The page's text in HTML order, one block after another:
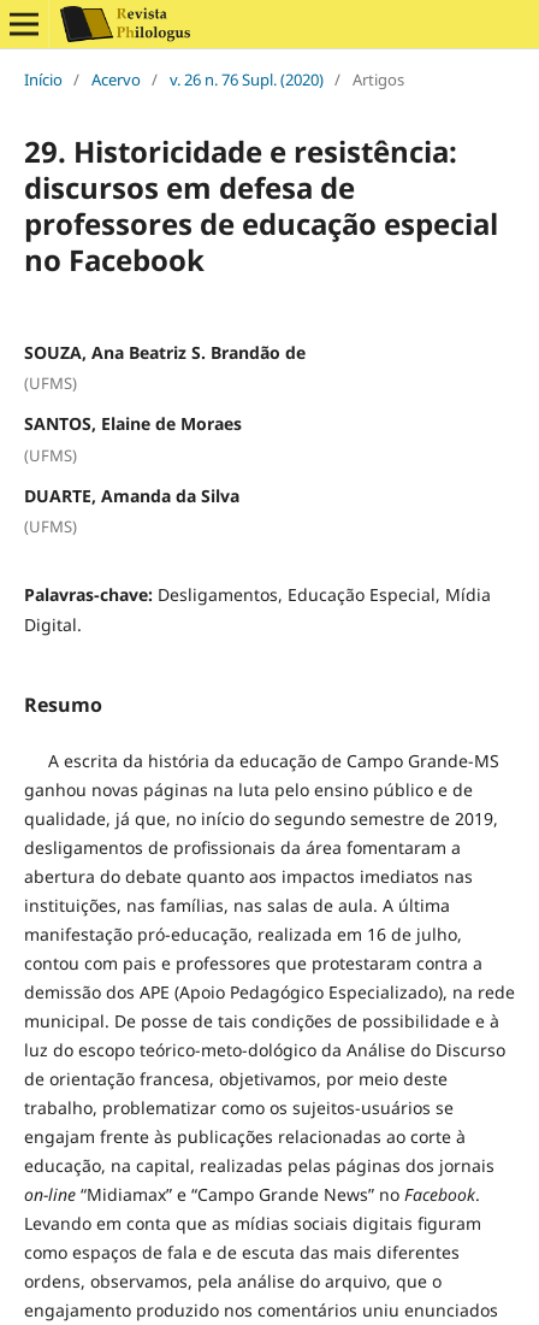
Início / Acervo / v. 26 n. 76 Supl. (2020) / Artigos
29. Historicidade e resistência:
discursos em defesa de
professores de educação especial
no Facebook
SOUZA, Ana Beatriz S. Brandão de
(UFMS)
SANTOS, Elaine de Moraes
(UFMS)
DUARTE, Amanda da Silva
(UFMS)
Palavras-chave: Desligamentos, Educação Especial, Mídia
Digital.
Resumo
A escrita da história da educação de Campo Grande-MS
ganhou novas páginas na luta pelo ensino público e de
qualidade, já que, no início do segundo semestre de 2019,
desligamentos de profissionais da área fomentaram a
abertura do debate quanto aos impactos imediatos nas
instituições, nas famílias, nas salas de aula. A última
manifestação pró-educação, realizada em 16 de julho,
contou com pais e professores que protestaram contra a
demissão dos APE (Apoio Pedagógico Especializado), na rede
municipal. De posse de tais condições de possibilidade e à
luz do escopo teórico-meto-dológico da Análise do Discurso
de orientação francesa, objetivamos, por meio deste
trabalho, problematizar como os sujeitos-usuários se
engajam frente às publicações relacionadas ao corte à
educação, na capital, realizadas pelas páginas dos jornais
on-line“Midiamax” e “Campo Grande News” no Facebook.
Levando em conta que as mídias sociais digitais figuram
como espaços de fala e de escuta das mais diferentes
ordens, observamos, pela análise do arquivo, que o
engajamento produzido nos comentários uniu enunciados